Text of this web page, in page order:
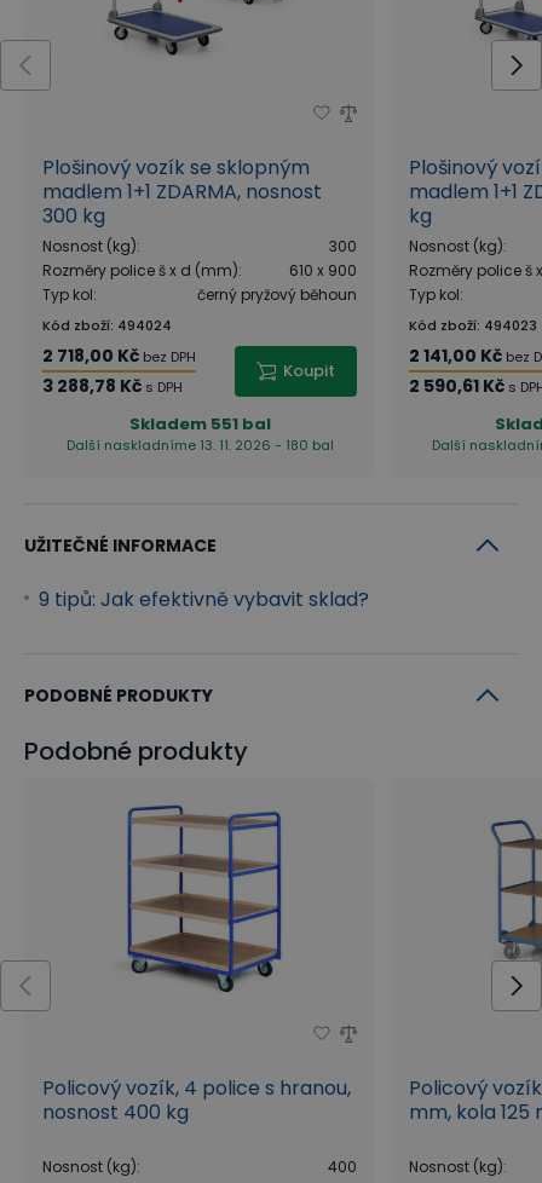
Plošinový vozík se sklopným
madlem 1+1 ZDARMA, nosnost
300 kg
Nosnost (kg):
300
Rozměry police š x d (mm):
610 x 900
Typ kol: černý pryžový běhoun
Kód zboží: 494024
2 718,00 Kč bez DPH
3 288,78 Kč s DPH
Koupit
Skladem 551 bal
Další naskladníme 13. 11. 2026 - 180 bal
Plošinový
madlem 1+1
kg
Nosnost (kg):
Rozměry police š
Typ kol:
Kód zboží: 494023
2 141,00 Kč bez
2 590,61 Kč s
Další
UŽITEČNÉ INFORMACE
9 tipů: Jak efektivně vybavit sklad?
PODOBNÉ PRODUKTY
Podobné produkty
Policový vozík, 4 police s hranou,
nosnost 400 kg
Nosnost (kg):
400
Policový
mm, kola 125
Nosnost (kg):